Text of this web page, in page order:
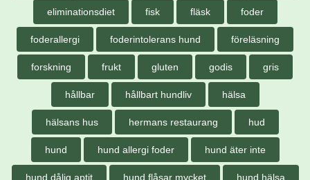
eliminationsdiet fisk fläsk foder
foderallergi foderintolerans hund föreläsning
forskning frukt gluten godis gris
hållbar hållbart hundliv hälsa
hälsans hus hermans restaurang hud
hund hund allergi foder hund äter inte
hund dålig aptit hund flåsar mycket hund hälsa